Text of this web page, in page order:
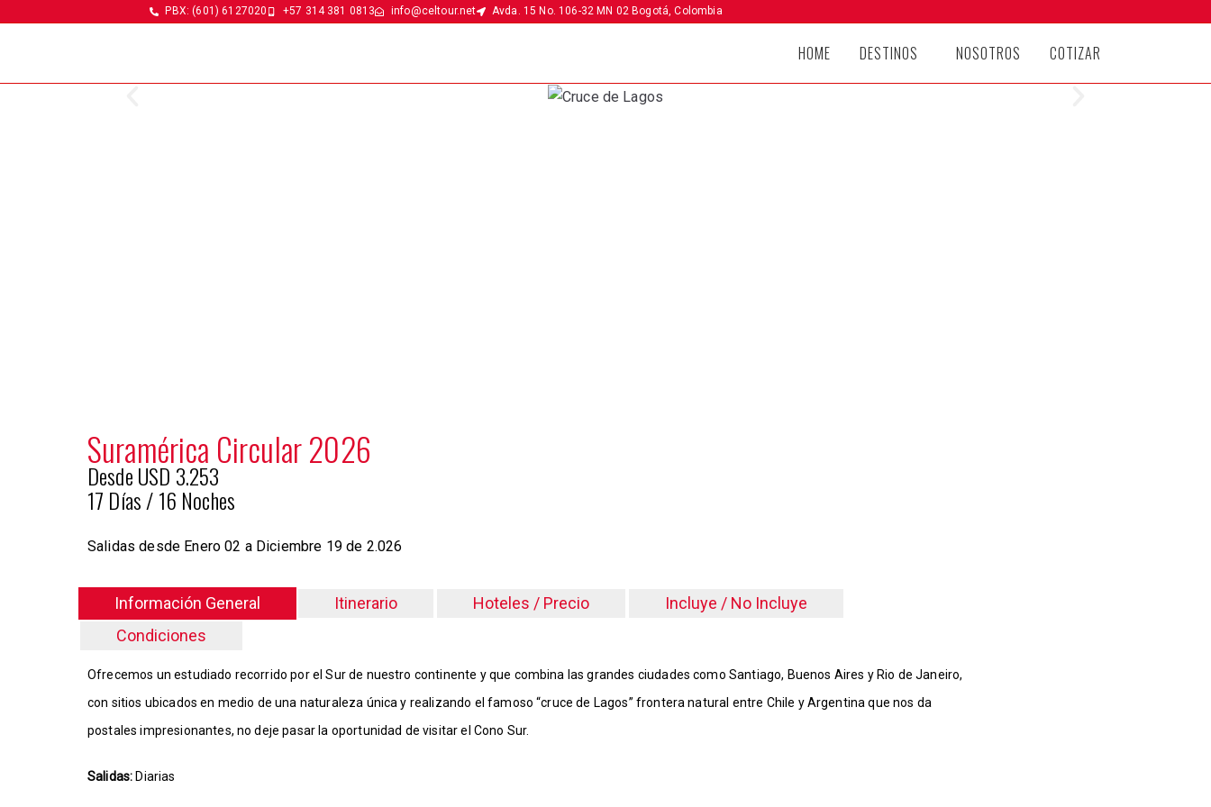
PBX: (601) 6127020 +57 314 381 0813 info@celtour.net Avda. 15 No. 106-32 MN 02 Bogotá, Colombia
HOME DESTINOS NOSOTROS COTIZAR
Suramérica Circular 2026
Desde USD 3.253
17 Días / 16 Noches
Salidas desde Enero 02 a Diciembre 19 de 2.026
Información General Itinerario Hoteles / Precio
Incluye / No Incluye
Condiciones
Ofrecemos un estudiado recorrido por el Sur de nuestro continente y que combina las grandes ciudades como Santiago, Buenos Aires y Rio de Janeiro,
con sitios ubicados en medio de una naturaleza única y realizando el famoso “cruce de Lagos” frontera natural entre Chile y Argentina que nos da
postales impresionantes, no deje pasar la oportunidad de visitar el Cono Sur.
Salidas: Diarias